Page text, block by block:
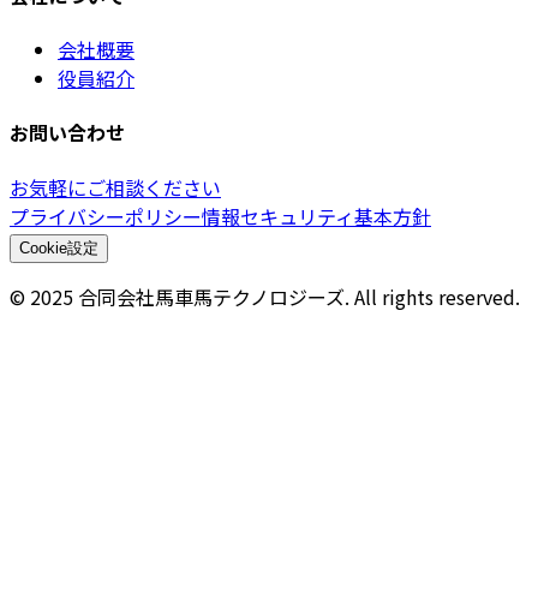
会社概要
役員紹介
お問い合わせ
お気軽にご相談ください
プライバシーポリシー情報セキュリティ基本方針
Cookie設定
© 2025 合同会社馬車馬テクノロジーズ. All rights reserved.